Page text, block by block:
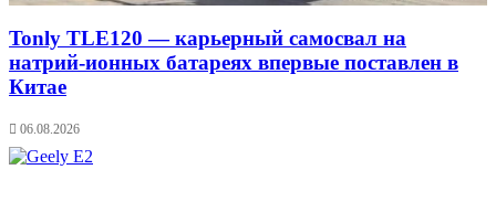
Tonly TLE120 — карьерный самосвал на
натрий-ионных батареях впервые поставлен в
Китае
06.08.2026